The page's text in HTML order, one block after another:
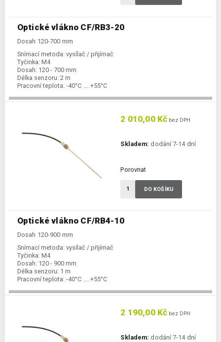
Optické vlákno CF/RB3-20
Dosah 120-700 mm
Snímací metoda: vysílač / přijímač
Tyčinka: M4
Dosah: 120 - 700 mm
Délka senzoru: 2 m
Pracovní teplota: -40°C .... +55°C
Optické vlákno CF/RB4-10
Dosah 120-900 mm
Snímací metoda: vysílač / přijímač
Tyčinka: M4
Dosah: 120 - 900 mm
Délka senzoru: 1 m
Pracovní teplota: -40°C .... +55°C
2 010,00 Kč bez DPH
Skladem: dodání 7-14 dní
Porovnat
DO KOŠÍKU
2 190,00 Kč bez DPH
Skladem: dodání 7-14 dní